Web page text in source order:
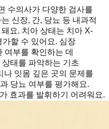
수의사가 다양한 검사를
신장, 간, 당뇨 등 내과적
요. 치아 상태는 치아 X-
할 수 있어요. 심장
여부를 확인하는 데
상태를 파악하는 기초
나 잇몸 깊은 곳의 문제를
당뇨 여부를 평가해요.
효과를 발휘하기 어려워요.